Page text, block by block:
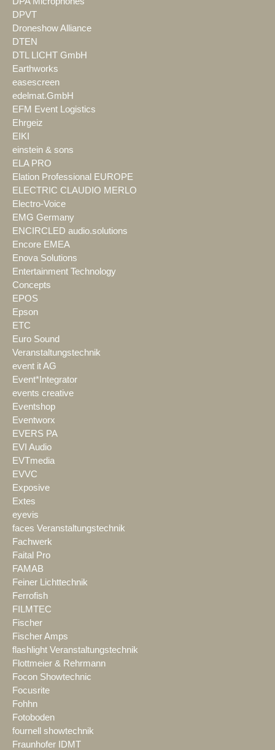
DPVT
Droneshow Alliance
DTEN
DTL LICHT GmbH
Earthworks
easescreen
edelmat.GmbH
EFM Event Logistics
Ehrgeiz
EIKI
einstein & sons
ELA PRO
Elation Professional EUROPE
ELECTRIC CLAUDIO MERLO
Electro-Voice
EMG Germany
ENCIRCLED audio.solutions
Encore EMEA
Enova Solutions
Entertainment Technology
Concepts
EPOS
Epson
ETC
Euro Sound
Veranstaltungstechnik
event it AG
Event*Integrator
events creative
Eventshop
Eventworx
EVERS PA
EVI Audio
EVTmedia
EVVC
Exposive
Extes
eyevis
faces Veranstaltungstechnik
Fachwerk
Faital Pro
FAMAB
Feiner Lichttechnik
Ferrofish
FILMTEC
Fischer
Fischer Amps
flashlight Veranstaltungstechnik
Flottmeier & Rehrmann
Focon Showtechnic
Focusrite
Fohhn
Fotoboden
fournell showtechnik
Fraunhofer IDMT